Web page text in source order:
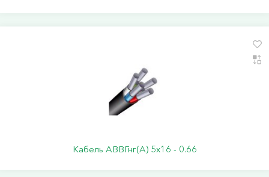
Кабель АВВГнг(А) 5х16 - 0.66